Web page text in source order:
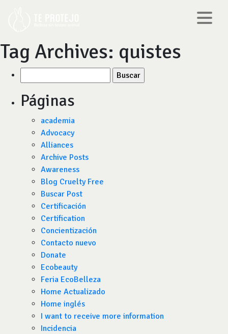
Tag Archives: quistes
por:
Páginas
academia
Advocacy
Alliances
Archive Posts
Awareness
Blog Cruelty Free
Buscar Post
Certificación
Certification
Concientización
Contacto nuevo
Donate
Ecobeauty
Feria EcoBelleza
Home Actualizado
Home inglés
I want to receive more information
Incidencia